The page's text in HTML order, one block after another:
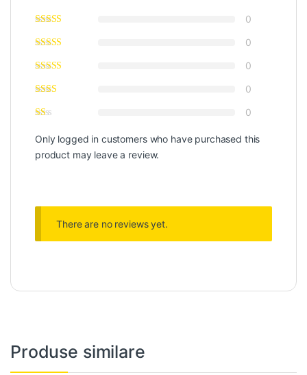
0
0
0
0
0
Only logged in customers who have purchased this
product may leave a review.
There are no reviews yet.
Produse similare